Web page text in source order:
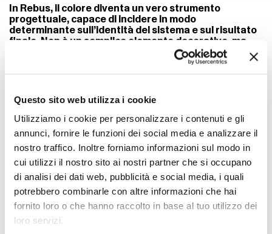
Questo sito web utilizza i cookie
Utilizziamo i cookie per personalizzare i contenuti e gli
annunci, fornire le funzioni dei social media e analizzare il
nostro traffico. Inoltre forniamo informazioni sul modo in
cui utilizzi il nostro sito ai nostri partner che si occupano
di analisi dei dati web, pubblicità e social media, i quali
potrebbero combinarle con altre informazioni che hai
fornito loro o che hanno raccolto in base al tuo utilizzo dei
loro servizi.
In Rebus, il colore diventa un vero strumento
progettuale, capace di incidere in modo
determinante sull’identità del sistema e sul risultato
finale. Non è un semplice elemento decorativo, ma
una componente attiva che dialoga con la struttura,
ne sottolinea i volumi e amplifica le possibilità
compositive.La scelta cromatica apre a una libertà
Attraverso contrasti, continuità o accostamenti più
audaci, il colore contribuisce a definire il carattere
dell’ambiente, trasformando Rebus in un sistema
aperto, interpretabile, profondamente legato alla
sensibilità di chi lo progetta. È proprio in questa
relazione tra forma e colore che nasce la forza
creativa del progetto. Con Rebus, Desalto esplora il
colore come linguaggio: un mezzo per costruire
equilibrio, ritmo e personalità, mantenendo sempre
un dialogo coerente con l’architettura e con lo
spazio. Il risultato è un sistema che evolve con il
progetto stesso, lasciando al colore il compito di
raccontarne l’essenza.